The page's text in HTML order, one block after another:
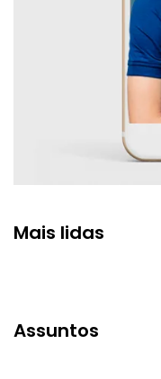
Mais lidas
Assuntos